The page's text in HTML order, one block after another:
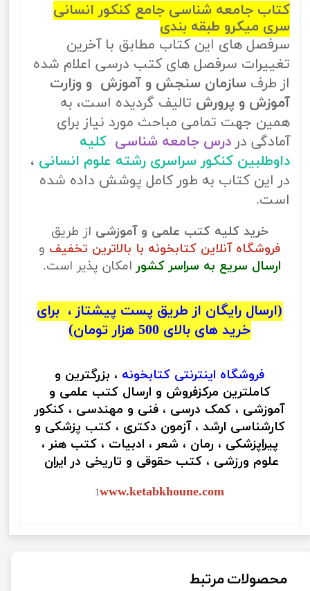
کتاب جامعه شناسی جامع کنکور انسانی
سری میکرو طبقه بندی
سرفصل های این کتاب مطابق با آخرین
تغییرات سرفصل های کتب درسی اعلام شده
از طرف سازمان سنجش و آموزش و وزارت
آموزش و پرورش تالیف گردیده است، به
همین جهت تمامی مباحث مورد نیاز برای
آمادگی در درس جامعه شناسی کلیه
داوطلبین کنکور سراسری رشته علوم انسانی ،
در این کتاب به طور کامل پوشش داده شده
است.
خرید کلیه کتب علمی و آموزشی از طریق
فروشگاه آنلاین کتابخونه با بالاترین تخفیف و
ارسال سریع به سراسر کشور امکان پذیر است.
(ارسال رایگان از طریق پست پیشتاز ، برای
خرید های بالای 500 هزار تومان)
فروشگاه اینترنتی کتابخونه ، بزرگترین و
کاملترین مرکزفروش و ارسال کتب علمی و
آموزشی ، کمک درسی ، فنی و مهندسی ، کنکور
کارشناسی ارشد ، آزمون دکتری ، کتب پزشکی و
پیراپزشکی ، رمان ، شعر ، ادبیات ، کتب هنر ،
علوم ورزشی ، کتب حقوقی و تاریخی در ایران
1www.ketabkhoune.com
محصولات مرتبط